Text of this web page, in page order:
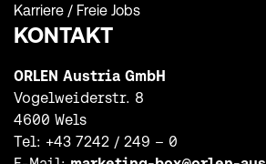
Karriere / Freie Jobs
KONTAKT
ORLEN Austria GmbH
Vogelweiderstr. 8
4600 Wels
Tel: +43 7242 / 249 – 0